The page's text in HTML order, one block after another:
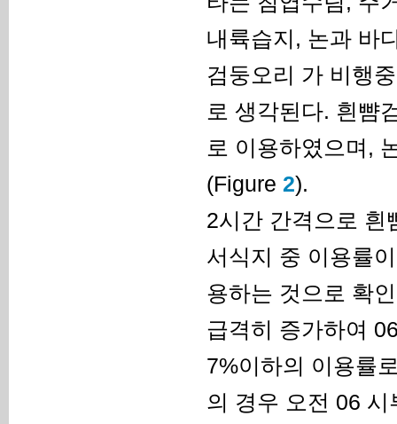
내륙습지, 논과 바
검둥오리 가 비행
로 생각된다. 흰뺨
로 이용하였으며,
(Figure 2).
2시간 간격으로 흰
서식지 중 이용률
용하는 것으로 확
급격히 증가하여
7%이하의 이용률
의 경우 오전 06